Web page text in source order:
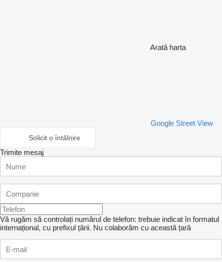
Arată harta
Google Street View
Solicit o întâlnire
Trimite mesaj
Vă rugăm să controlați numărul de telefon: trebuie indicat în formatul
internațional, cu prefixul țării. Nu colaborăm cu această țară